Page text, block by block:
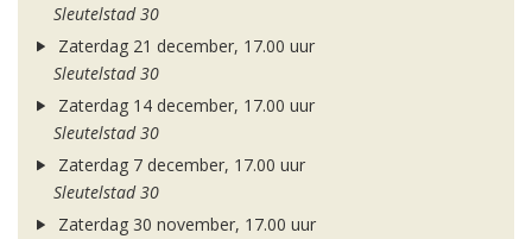
Sleutelstad 30
Zaterdag 21 december, 17.00 uur
Sleutelstad 30
Zaterdag 14 december, 17.00 uur
Sleutelstad 30
Zaterdag 7 december, 17.00 uur
Sleutelstad 30
Zaterdag 30 november, 17.00 uur